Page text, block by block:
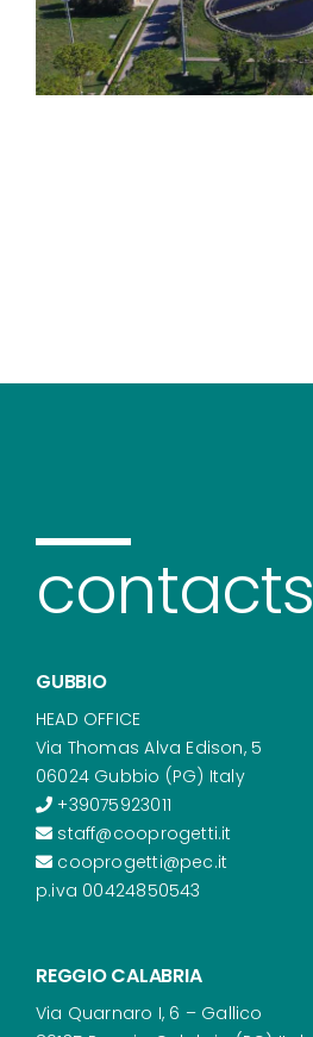
contacts
GUBBIO
HEAD OFFICE
Via Thomas Alva Edison, 5
06024 Gubbio (PG) Italy
+39075923011
staff@cooprogetti.it
cooprogetti@pec.it
p.iva 00424850543
REGGIO CALABRIA
Via Quarnaro I, 6 – Gallico